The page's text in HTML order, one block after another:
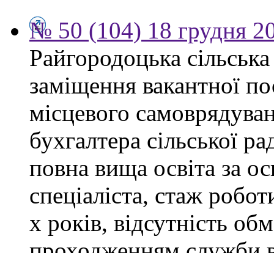
№ 50 (104) 18 грудня
Райгородоцька
заміщення вакантної
місцевого
бухгалтера сільської
повна вища освіта за
спеціаліста, стаж
х років, відсутність